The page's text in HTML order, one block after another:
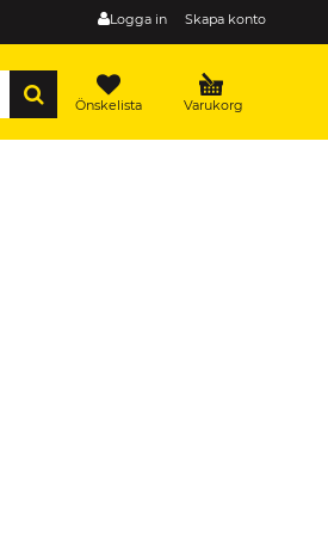
Logga in Skapa konto
Varukorg
Önskelista